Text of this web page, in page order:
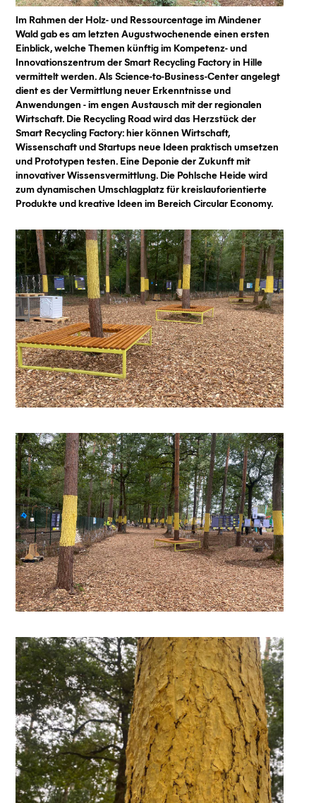
Im Rahmen der Holz- und Ressourcentage im Mindener
Wald gab es am letzten Augustwochenende einen ersten
Einblick, welche Themen künftig im Kompetenz- und
Innovationszentrum der Smart Recycling Factory in Hille
vermittelt werden. Als Science-to-Business-Center angelegt
dient es der Vermittlung neuer Erkenntnisse und
Anwendungen - im engen Austausch mit der regionalen
Wirtschaft. Die Recycling Road wird das Herzstück der
Smart Recycling Factory: hier können Wirtschaft,
Wissenschaft und Startups neue Ideen praktisch umsetzen
und Prototypen testen. Eine Deponie der Zukunft mit
innovativer Wissensvermittlung. Die Pohlsche Heide wird
zum dynamischen Umschlagplatz für kreislauforientierte
Produkte und kreative Ideen im Bereich Circular Economy.